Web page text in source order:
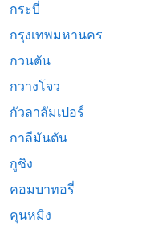
กระบี่
กรุงเทพมหานคร
กวนตัน
กวางโจว
กัวลาลัมเปอร์
กาลีมันตัน
กูชิง
คอมบาทอรี่
คุนหมิง